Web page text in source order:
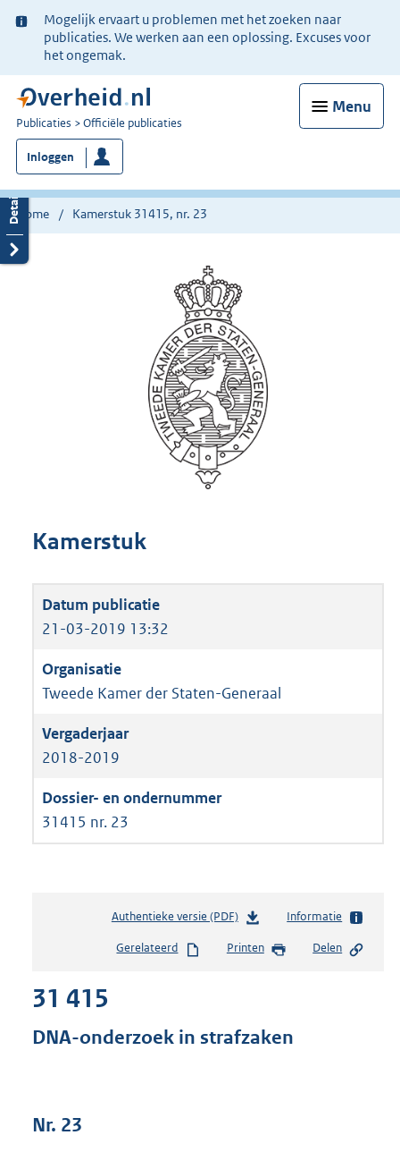
Ter
informatie:
Mogelijk ervaart u problemen met het zoeken naar
publicaties. We werken aan een oplossing. Excuses voor
het ongemak.
Menu
U
bent
nu
hier:
Publicaties Officiële publicaties
Inloggen
Home Kamerstuk 31415, nr. 23
Kamerstuk
21-03-2019 13:32
Tweede Kamer der Staten-Generaal
2018-2019
31415 nr. 23
Authentieke versie (PDF)b
s
d
s
Informatie
Gerelateerd Printen Delen
31 415
DNA-onderzoek in strafzaken
Nr. 23